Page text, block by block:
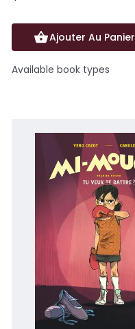
Ajouter Au Panier
Available book types